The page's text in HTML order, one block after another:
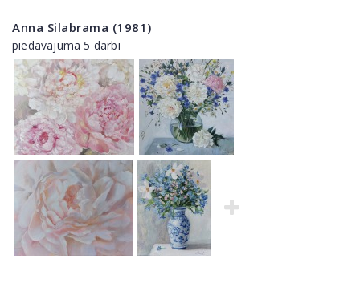
Anna Silabrama (1981)
piedāvājumā 5 darbi